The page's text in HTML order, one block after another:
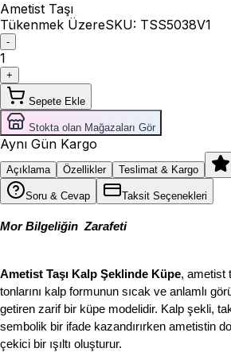
Ametist Taşı
Tükenmek ÜzereSKU: TSS5038V1
-
1
+
Sepete Ekle
Stokta olan Mağazaları Gör
Aynı Gün Kargo
Açıklama Özellikler Teslimat & Kargo
Soru & Cevap Taksit Seçenekleri
Mor Bilgeliğin  Zarafeti
Ametist Taşı Kalp Şeklinde Küpe, ametist
tonlarını kalp formunun sıcak ve anlamlı
getiren zarif bir küpe modelidir. Kalp şekli,
sembolik bir ifade kazandırırken ametistin
çekici bir ışıltı oluşturur.